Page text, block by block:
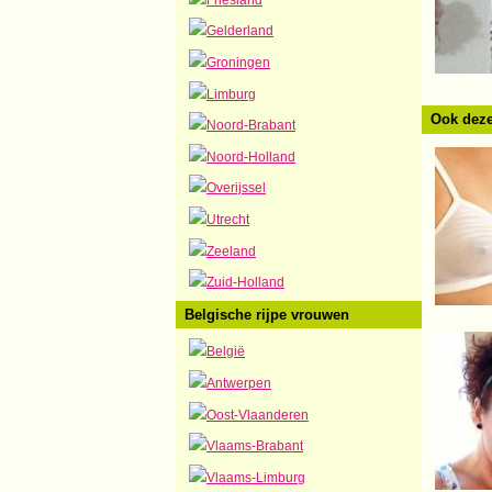
Gelderland
Groningen
Limburg
Noord-Brabant
Noord-Holland
Overijssel
Utrecht
Zeeland
Zuid-Holland
Belgische rijpe vrouwen
België
Antwerpen
Oost-Vlaanderen
Vlaams-Brabant
Vlaams-Limburg
Ook